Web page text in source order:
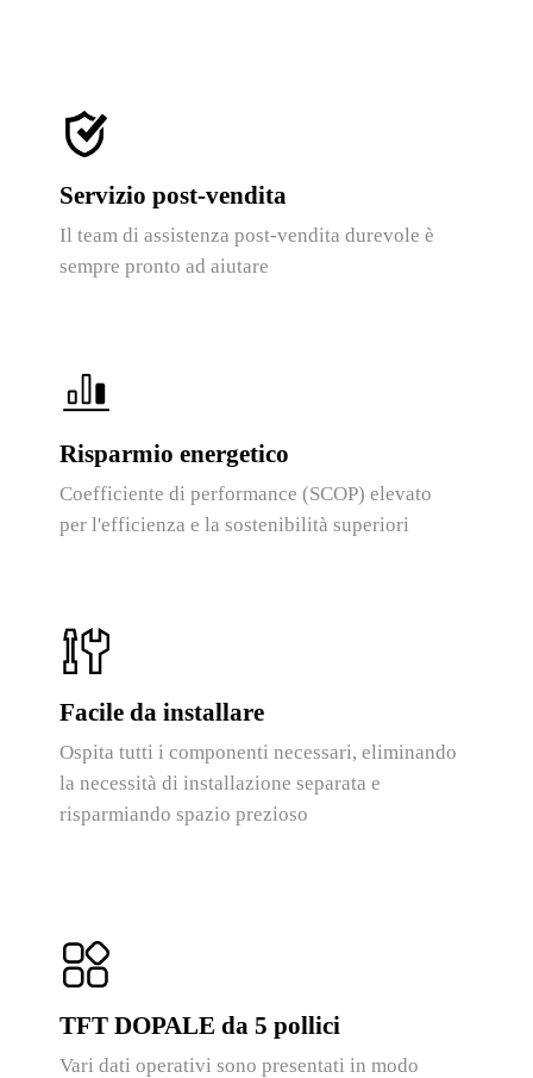
Servizio post-vendita
Il team di assistenza post-vendita durevole è
sempre pronto ad aiutare
Risparmio energetico
Coefficiente di performance (SCOP) elevato
per l'efficienza e la sostenibilità superiori
Facile da installare
Ospita tutti i componenti necessari, eliminando
la necessità di installazione separata e
risparmiando spazio prezioso
TFT DOPALE da 5 pollici
Vari dati operativi sono presentati in modo